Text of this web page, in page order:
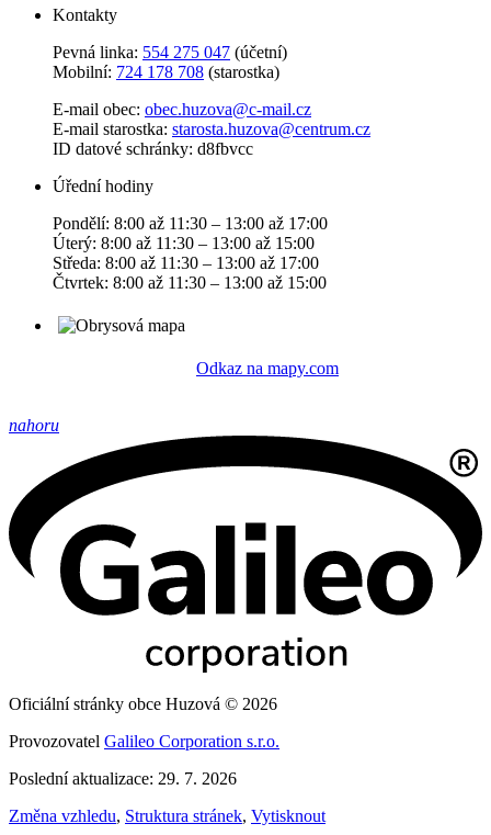
Kontakty
Pevná linka: 554 275 047 (účetní)
Mobilní: 724 178 708 (starostka)
E-mail obec: obec.huzova@c-mail.cz
E-mail starostka: starosta.huzova@centrum.cz
ID datové schránky: d8fbvcc
Úřední hodiny
Pondělí: 8:00 až 11:30 – 13:00 až 17:00
Úterý: 8:00 až 11:30 – 13:00 až 15:00
Středa: 8:00 až 11:30 – 13:00 až 17:00
Čtvrtek: 8:00 až 11:30 – 13:00 až 15:00
Odkaz na mapy.com
nahoru
Oficiální stránky obce Huzová © 2026
Provozovatel Galileo Corporation s.r.o.
Poslední aktualizace: 29. 7. 2026
Změna vzhledu, Struktura stránek, Vytisknout